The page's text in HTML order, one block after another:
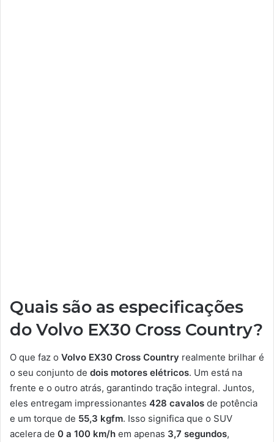
Quais são as especificações
do Volvo EX30 Cross Country?
O que faz o Volvo EX30 Cross Country realmente brilhar é
o seu conjunto de dois motores elétricos. Um está na
frente e o outro atrás, garantindo tração integral. Juntos,
eles entregam impressionantes 428 cavalos de potência
e um torque de 55,3 kgfm. Isso significa que o SUV
acelera de 0 a 100 km/h em apenas 3,7 segundos,